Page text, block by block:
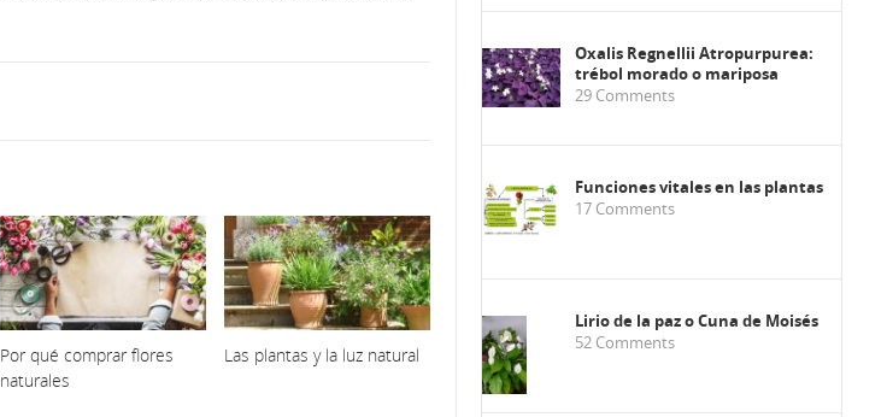
Por qué comprar flores
naturales
Las plantas y la luz natural
Oxalis Regnellii Atropurpurea:
trébol morado o mariposa
29 Comments
Funciones vitales en las plantas
17 Comments
Lirio de la paz o Cuna de Moisés
52 Comments